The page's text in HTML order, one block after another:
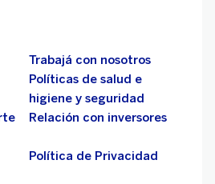
Trabajá con nosotros
Políticas de salud e
higiene y seguridad
Relación con inversores
Política de Privacidad